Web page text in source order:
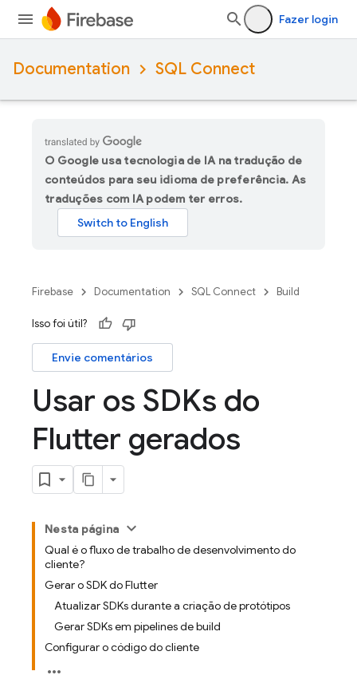
Fazer login
Documentation SQL Connect
O Google usa tecnologia de IA na tradução de
conteúdos para seu idioma de preferência. As
traduções com IA podem ter erros.
Firebase Documentation SQL Connect Build
Isso foi útil?
Envie comentários
Usar os SDKs do
Flutter gerados
Nesta página
Qual é o fluxo de trabalho de desenvolvimento do
cliente?
Gerar o SDK do Flutter
Atualizar SDKs durante a criação de protótipos
Gerar SDKs em pipelines de build
Configurar o código do cliente